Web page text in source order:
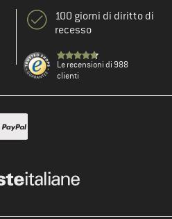
100 giorni di diritto di
recesso
Le recensioni di 988
clienti